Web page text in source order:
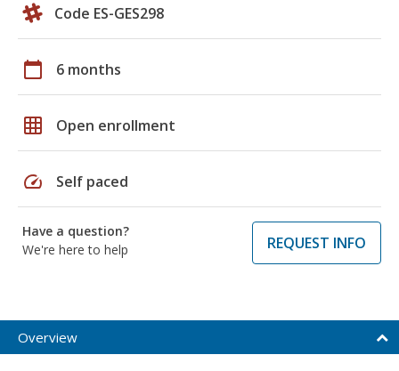
Code ES-GES298
calendar_today 6 months
grid_on Open enrollment
speed Self paced
Have a question?
We're here to help
REQUEST INFO
Overview